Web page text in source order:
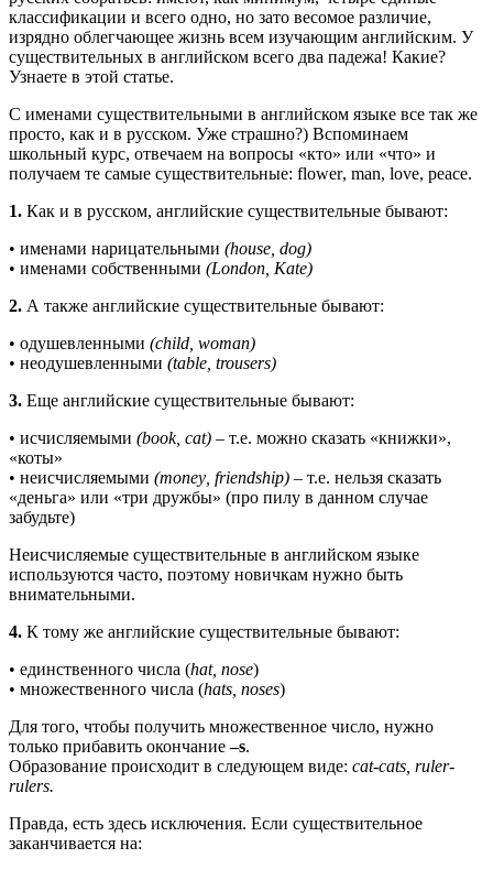
классификации и всего одно, но зато весомое различие,
изрядно облегчающее жизнь всем изучающим английским. У
существительных в английском всего два падежа! Какие?
Узнаете в этой статье.
С именами существительными в английском языке все так же
просто, как и в русском. Уже страшно?) Вспоминаем
школьный курс, отвечаем на вопросы «кто» или «что» и
получаем те самые существительные: flower, man, love, peace.
1. Как и в русском, английские существительные бывают:
• именами нарицательными (house, dog)
• именами собственными (London, Kate)
2. А также английские существительные бывают:
• одушевленными (child, woman)
• неодушевленными (table, trousers)
3. Еще английские существительные бывают:
• исчисляемыми (book, cat) – т.е. можно сказать «книжки»,
«коты»
• неисчисляемыми (money friendship) – т.е. нельзя сказать
«деньга» или «три дружбы» (про пилу в данном случае
забудьте)
Неисчисляемые существительные в английском языке
используются часто, поэтому новичкам нужно быть
внимательными.
4. К тому же английские существительные бывают:
• единственного числа (hat, nose)
• множественного числа (hats, noses)
Для того, чтобы получить множественное число, нужно
только прибавить окончание–s.
Образование происходит в следующем виде: cat-cats ruler-
rulers.
Правда, есть здесь исключения. Если существительное
заканчивается на: